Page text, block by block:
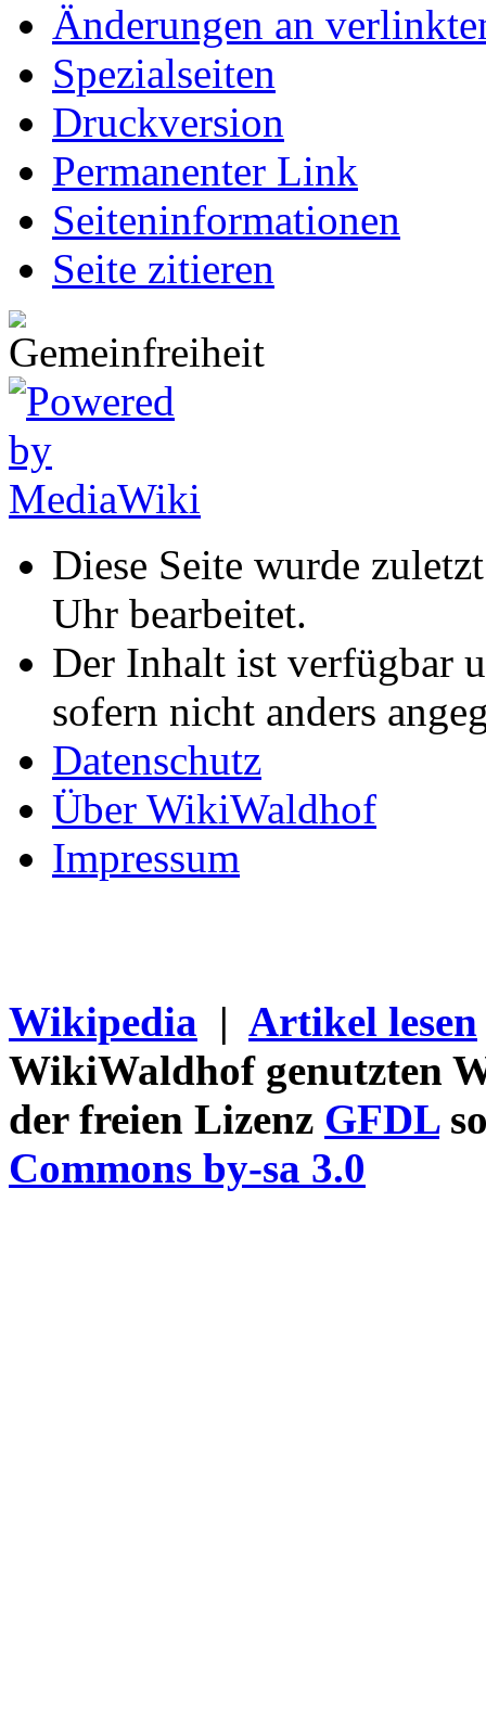
Änderungen an
Spezialseiten
Druckversion
Permanenter Link
Seiten­informationen
Seite zitieren
Diese Seite wurde
Uhr bearbeitet.
Der Inhalt ist verfügbar
sofern nicht anders
Datenschutz
Über WikiWaldhof
Impressum
Wikipedia | Artikel lesen
WikiWaldhof genutzten
der freien Lizenz GFDL
Commons by-sa 3.0